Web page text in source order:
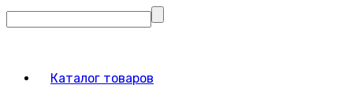
Каталог товаров